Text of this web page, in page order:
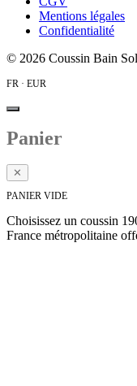
Mentions légales
Confidentialité
© 2026 Coussin Bain
FR · EUR
Panier
✕
PANIER VIDE
Choisissez un coussin
France métropolitaine